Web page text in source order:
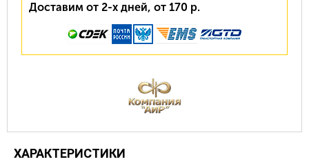
Доставим от 2-х дней, от 170 р.
ХАРАКТЕРИСТИКИ